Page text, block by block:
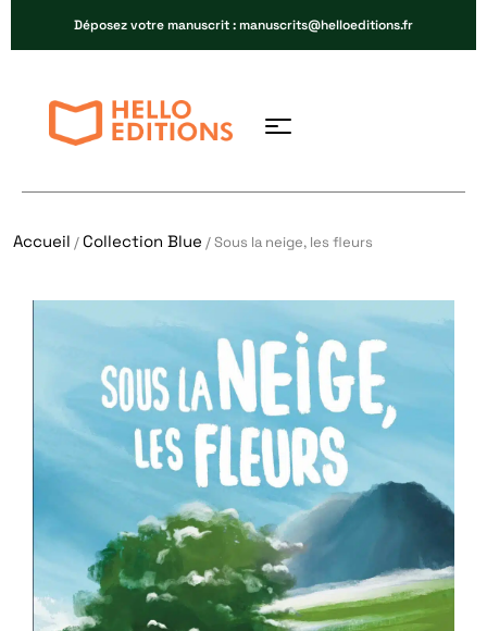
Déposez votre manuscrit : manuscrits@helloeditions.fr
Accueil /Collection Blue / Sous la neige, les fleurs